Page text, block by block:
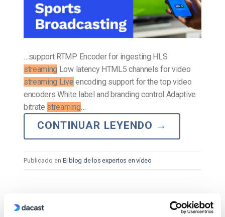
…support RTMP Encoder for ingesting HLS
streaming Low latency HTML5 channels for video
streaming Live encoding support for the top video
encoders White label and branding control Adaptive
bitrate streaming
CONTINUAR LEYENDO →
Publicado en El blog de los expertos en vídeo
El blog de los expertos en